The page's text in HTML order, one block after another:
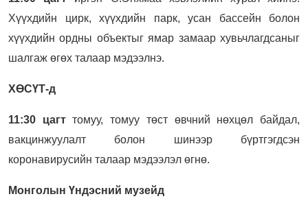
Хүүхдийн цирк, хүүхдийн парк, усан бассейн болон
хүүхдийн ордны объектыг ямар замаар хувьчлагдсаныг
шалгаж өгөх талаар мэдээлнэ.
ХӨСҮТ-д
11:30 цагттомуу, томуу төст өвчний нөхцөл байдал,
вакцинжуулалт болон шинээр бүртгэгдсэн
коронавирусийн талаар мэдээлэл өгнө.
Монголын Үндэсний музейд